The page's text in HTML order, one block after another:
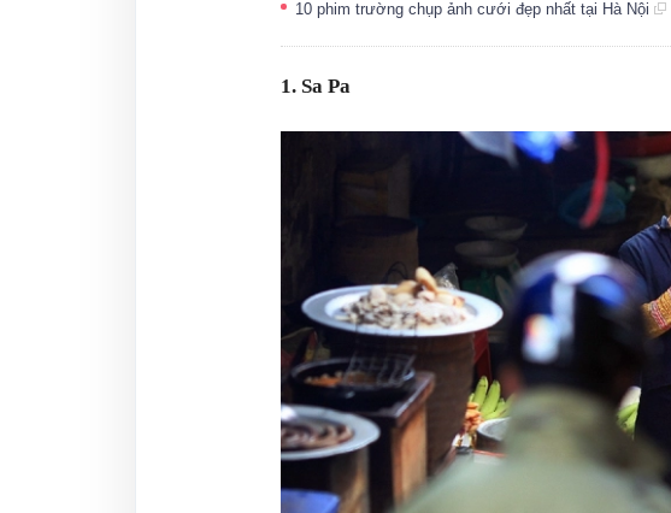
10 phim trường chụp ảnh cưới đẹp nhất tại Hà Nội
1. Sa Pa